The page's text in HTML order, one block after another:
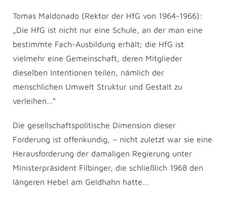
Tomas Maldonado (Rektor der HfG von 1964-1966):
„Die HfG ist nicht nur eine Schule, an der man eine
bestimmte Fach-Ausbildung erhält; die HfG ist
vielmehr eine Gemeinschaft, deren Mitglieder
dieselben Intentionen teilen, nämlich der
menschlichen Umwelt Struktur und Gestalt zu
verleihen…“
Die gesellschaftspolitische Dimension dieser
Forderung ist offenkundig, – nicht zuletzt war sie eine
Herausforderung der damaligen Regierung unter
Ministerpräsident Filbinger, die schließlich 1968 den
längeren Hebel am Geldhahn hatte…